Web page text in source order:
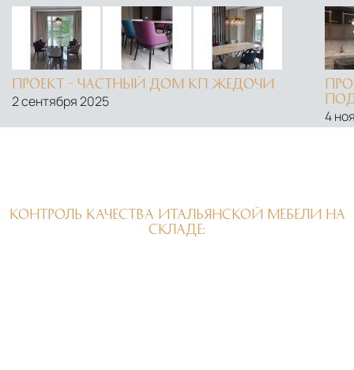
ПРОЕКТ - ЧАСТНЫЙ ДОМ КП ЖЕДОЧИ
2 сентября 2025
4
КОНТРОЛЬ КАЧЕСТВА ИТАЛЬЯНСКОЙ МЕБЕЛИ НА
СКЛАДЕ: